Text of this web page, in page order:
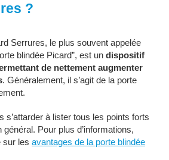
?
Serrures, le plus souvent appelée
blindée Picard”, est un dispositif
de nettement augmenter
. Généralement, il s’agit de la porte
s’attarder à lister tous les points forts
général. Pour plus d’informations,
sur les avantages de la porte blindée